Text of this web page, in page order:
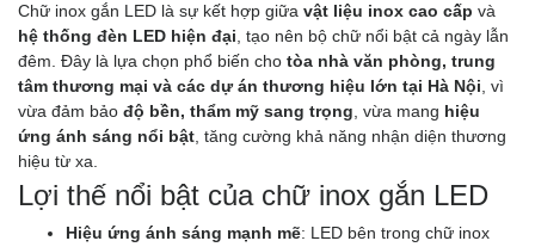
Chữ inox gắn LED là sự kết hợp giữa vật liệu inox cao cấp và
hệ thống đèn LED hiện đại , tạo nên bộ chữ nổi bật cả ngày lẫn
đêm. Đây là lựa chọn phổ biến cho tòa nhà văn phòng, trung
tâm thương mại và các dự án thương hiệu lớn tại Hà Nội , vì
vừa đảm bảo độ bền, thẩm mỹ sang trọng , vừa mang hiệu
ứng ánh sáng nổi bật , tăng cường khả năng nhận diện thương
hiệu từ xa.
Lợi thế nổi bật của chữ inox gắn LED
Hiệu ứng ánh sáng mạnh mẽ: LED bên trong chữ inox